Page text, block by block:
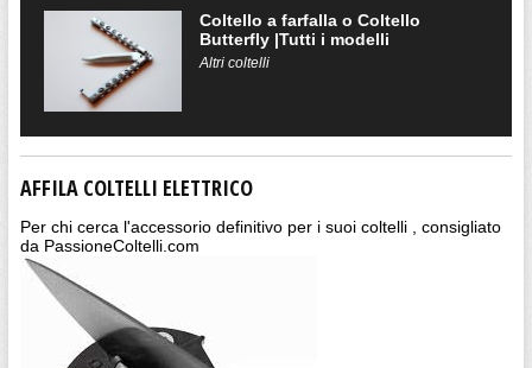
Coltello a farfalla o Coltello
Butterfly |Tutti i modelli
Altri coltelli
AFFILA COLTELLI ELETTRICO
Per chi cerca l'accessorio definitivo per i suoi coltelli , consigliato
da PassioneColtelli.com